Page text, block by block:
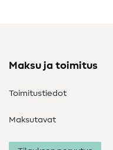
Maksu ja toimitus
Toimitustiedot
Maksutavat